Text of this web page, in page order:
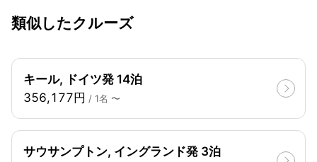
類似したクルーズ
キール, ドイツ発 14泊
356,177円 / 1名 〜
サウサンプトン, イングランド発 3泊